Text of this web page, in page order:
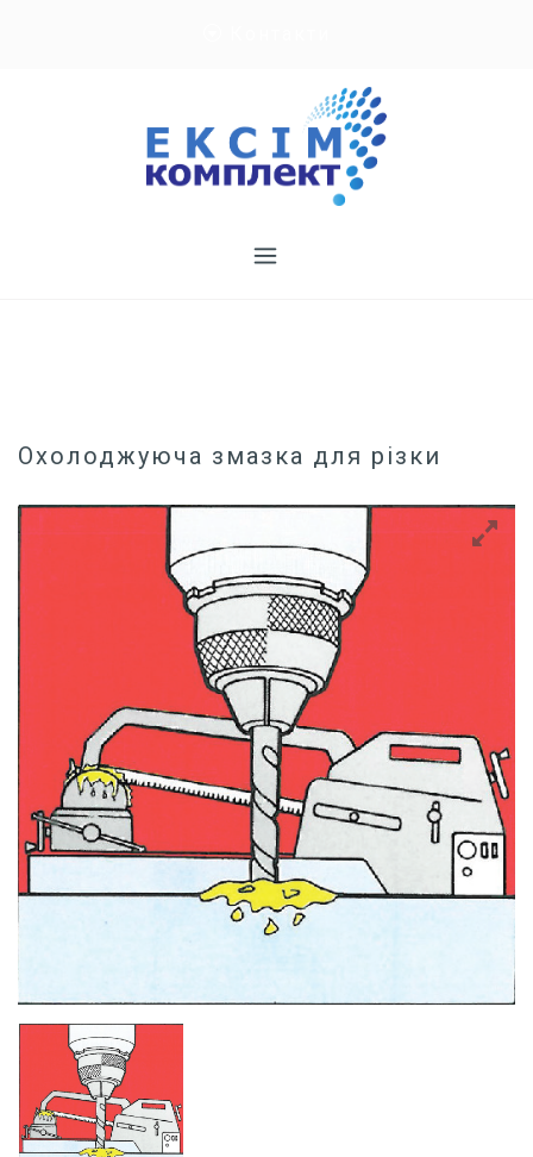
Охолоджуюча змазка для різки